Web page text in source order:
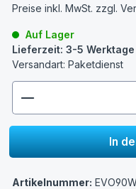
Preise inkl. MwSt. zzgl.
Auf Lager
Lieferzeit: 3-5 Werktage
Versandart: Paketdienst
In
Artikelnummer: